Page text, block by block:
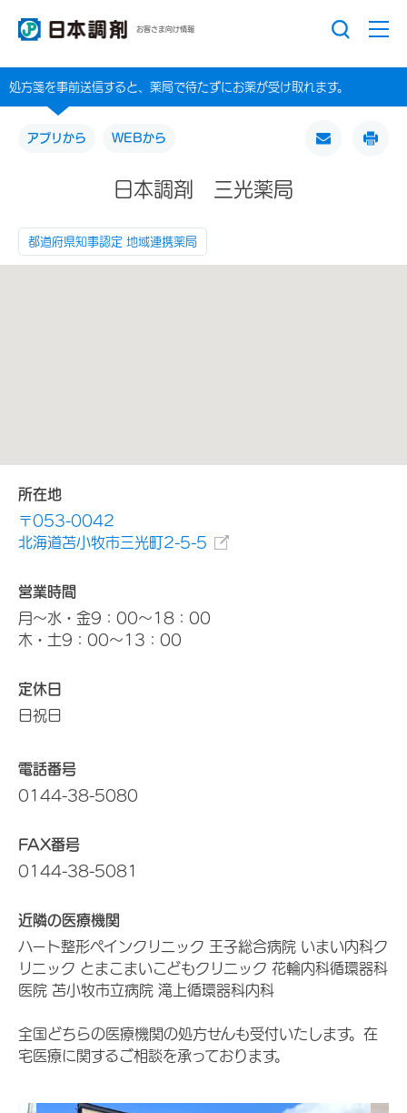
お客さま向け情報
処方箋を事前送信すると、薬局で待たずにお薬が受け取れます。
アプリから WEBから
日本調剤 三光薬局
都道府県知事認定 地域連携薬局
所在地
〒053-0042
北海道苫小牧市三光町2-5-5
営業時間
月～水・金9：00～18：00
木・土9：00～13：00
定休日
日祝日
電話番号
0144-38-5080
FAX番号
0144-38-5081
近隣の医療機関
ハート整形ペインクリニック 王子総合病院 いまい内科ク
リニック とまこまいこどもクリニック 花輪内科循環器科
医院 苫小牧市立病院 滝上循環器科内科
全国どちらの医療機関の処方せんも受付いたします。在
宅医療に関するご相談を承っております。